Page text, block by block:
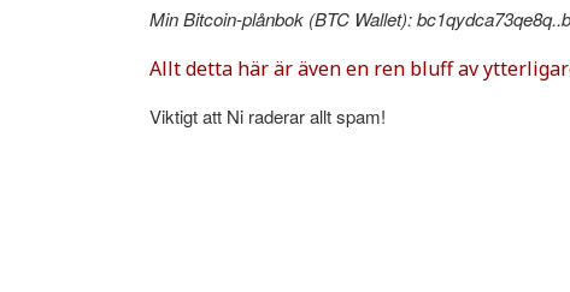
Min Bitcoin-plånbok (BTC Wallet):
Allt detta här är även en ren bluff av
Viktigt att Ni raderar allt spam!